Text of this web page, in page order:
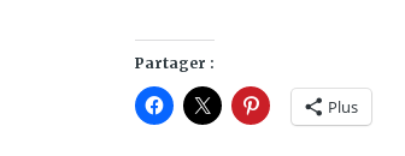
Partager :
Plus